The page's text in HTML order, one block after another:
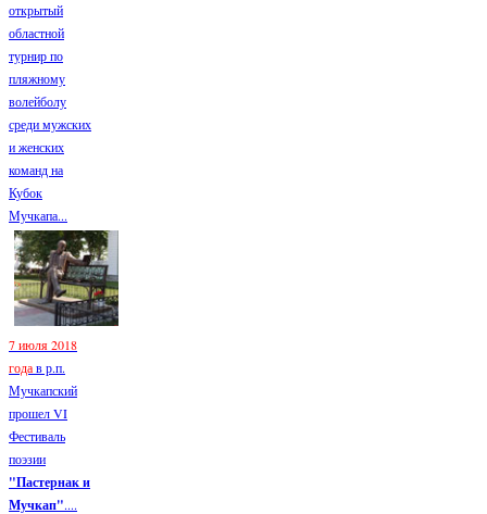
открытый
областной
турнир по
пляжному
волейболу
среди мужских
и женских
команд на
Кубок
Мучкапа...
7 июля 2018
годав р.п.
Мучкапский
прошел VI
Фестиваль
поэзии
"Пастернак и
Мучкап"....